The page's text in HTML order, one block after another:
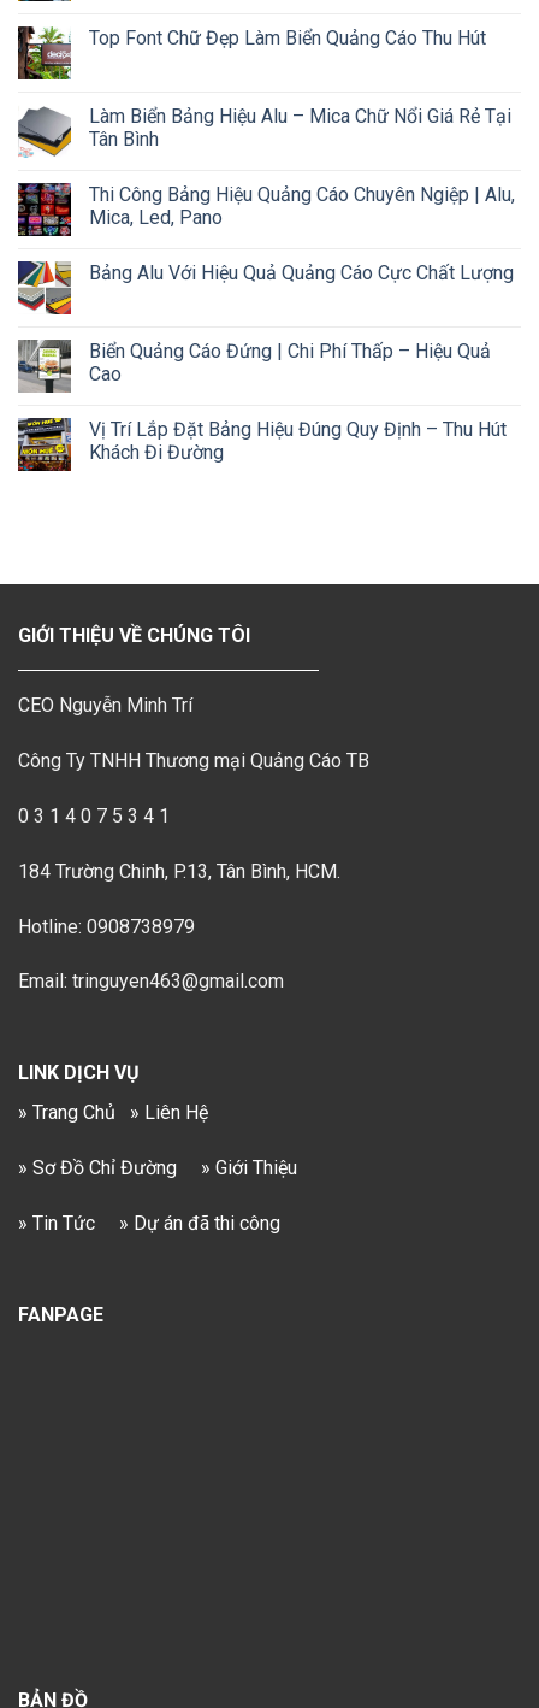
Top Font Chữ Đẹp Làm Biển Quảng Cáo Thu Hút
Làm Biển Bảng Hiệu Alu – Mica Chữ Nổi Giá Rẻ Tại
Tân Bình
Thi Công Bảng Hiệu Quảng Cáo Chuyên Ngiệp | Alu,
Mica, Led, Pano
Bảng Alu Với Hiệu Quả Quảng Cáo Cực Chất Lượng
Biển Quảng Cáo Đứng | Chi Phí Thấp – Hiệu Quả
Cao
Vị Trí Lắp Đặt Bảng Hiệu Đúng Quy Định – Thu Hút
Khách Đi Đường
GIỚI THIỆU VỀ CHÚNG TÔI
CEO Nguyễn Minh Trí
Công Ty TNHH Thương mại Quảng Cáo TB
0 3 1 4 0 7 5 3 4 1
184 Trường Chinh, P.13, Tân Bình, HCM.
Hotline: 0908738979
Email: tringuyen463@gmail.com
LINK DỊCH VỤ
» Trang Chủ
» Liên Hệ
» Sơ Đồ Chỉ Đường » Giới Thiệu
» Tin Tức » Dự án đã thi công
FANPAGE
BẢN ĐỒ